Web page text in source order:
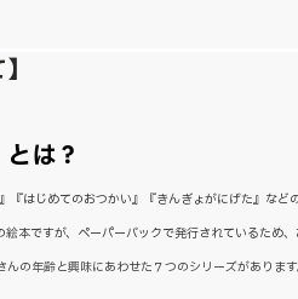
は？
はじめてのおつかい』『きんぎょがにげた』など
本ですが、ペーパーバックで発行されているため
の年齢と興味にあわせた７つのシリーズがあります